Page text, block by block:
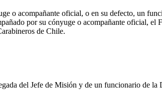
o acompañante oficial, o en su defecto, un
por su cónyuge o acompañante oficial, el
de Chile.
del Jefe de Misión y de un funcionario de la